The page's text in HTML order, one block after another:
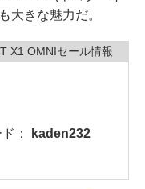
大きな魅力だ。
X1 OMNIセール情報
：
kaden232